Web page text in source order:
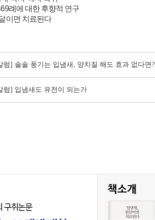
례에 대한 후향적 연구
이면 치료된다
럼] 솔솔 풍기는 입냄새, 양치질 해도 효과 없다면?
럼] 입냄새도 유전이 되는가
책소개